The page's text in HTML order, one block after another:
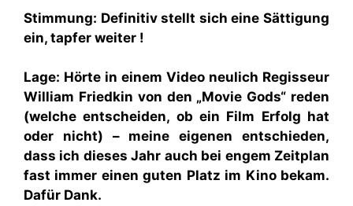
Stimmung: Definitiv stellt sich eine Sättigung
ein, tapfer weiter !
Lage: Hörte in einem Video neulich Regisseur
William Friedkin von den „Movie Gods“ reden
(welche entscheiden, ob ein Film Erfolg hat
oder nicht) – meine eigenen entschieden,
dass ich dieses Jahr auch bei engem Zeitplan
fast immer einen guten Platz im Kino bekam.
Dafür Dank.